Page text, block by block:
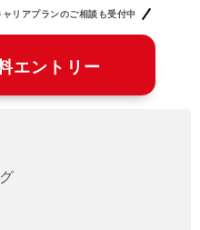
リアプランのご相談も受付中
エントリー